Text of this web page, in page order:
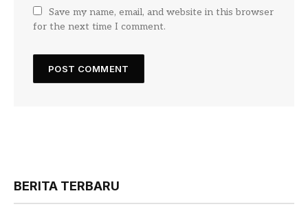
Save my name, email, and website in this browser
for the next time I comment.
BERITA TERBARU